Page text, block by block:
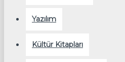
Yazılım
Kültür Kitapları